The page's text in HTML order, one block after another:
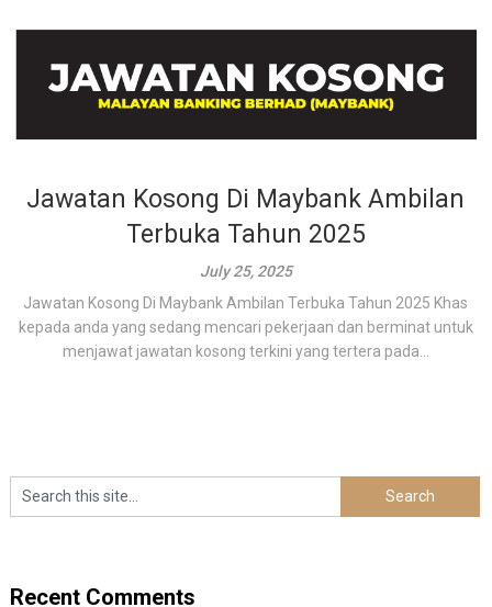
Jawatan Kosong Di Maybank Ambilan
Terbuka Tahun 2025
July 25, 2025
Jawatan Kosong Di Maybank Ambilan Terbuka Tahun 2025 Khas
kepada anda yang sedang mencari pekerjaan dan berminat untuk
menjawat jawatan kosong terkini yang tertera pada...
Recent Comments